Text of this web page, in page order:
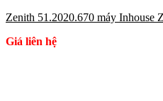
Zenith 51.2020.670 máy Inhouse
Giá liên hệ